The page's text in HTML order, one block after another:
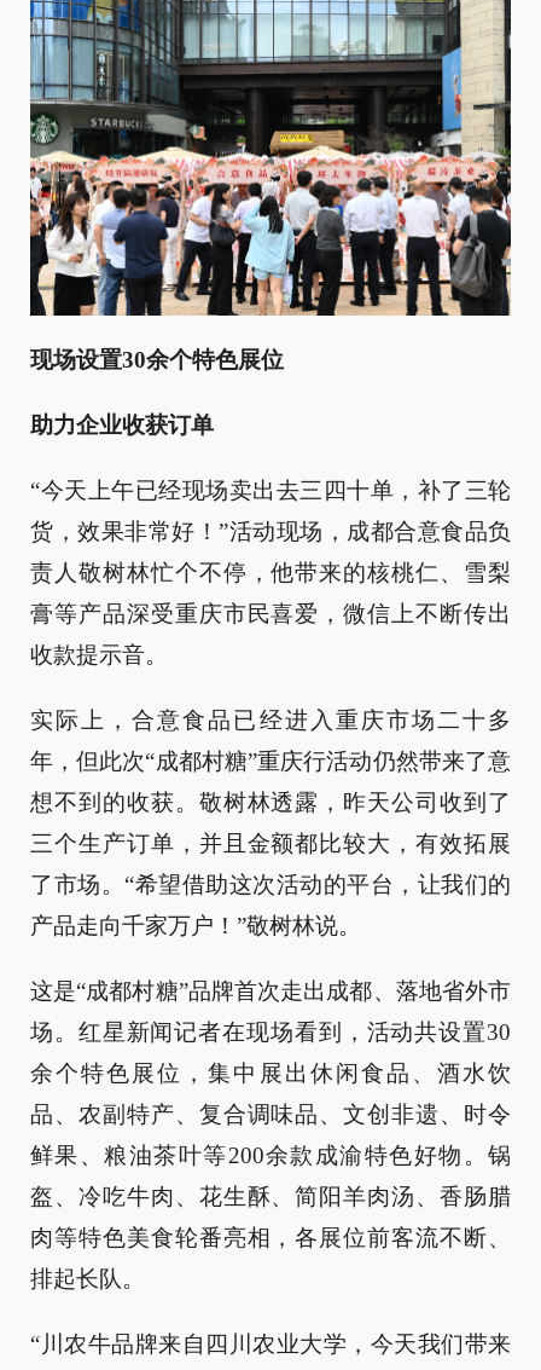
现场设置30余个特色展位
助力企业收获订单
“今天上午已经现场卖出去三四十单，补了三轮
货，效果非常好！”活动现场，成都合意食品负
责人敬树林忙个不停，他带来的核桃仁、雪梨
膏等产品深受重庆市民喜爱，微信上不断传出
收款提示音。
实际上，合意食品已经进入重庆市场二十多
年，但此次“成都村糖”重庆行活动仍然带来了意
想不到的收获。敬树林透露，昨天公司收到了
三个生产订单，并且金额都比较大，有效拓展
了市场。“希望借助这次活动的平台，让我们的
产品走向千家万户！”敬树林说。
这是“成都村糖”品牌首次走出成都、落地省外市
场。红星新闻记者在现场看到，活动共设置30
余个特色展位，集中展出休闲食品、酒水饮
品、农副特产、复合调味品、文创非遗、时令
鲜果、粮油茶叶等200余款成渝特色好物。锅
盔、冷吃牛肉、花生酥、简阳羊肉汤、香肠腊
肉等特色美食轮番亮相，各展位前客流不断、
排起长队。
“川农牛品牌来自四川农业大学，今天我们带来